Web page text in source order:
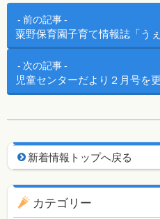
投稿ナビゲーション
前の記事
粟野保育園子育て情報誌「う
次の記事
児童センターだより２月号を
新着情報用ナビゲ
新着情報トップへ戻る
カテゴリー